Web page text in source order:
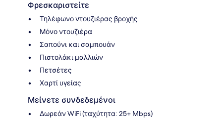
Φρεσκαριστείτε
Τηλέφωνο ντουζιέρας βροχής
Μόνο ντουζιέρα
Σαπούνι και σαμπουάν
Πιστολάκι μαλλιών
Πετσέτες
Χαρτί υγείας
Μείνετε συνδεδεμένοι
Δωρεάν WiFi (ταχύτητα: 25+ Mbps)